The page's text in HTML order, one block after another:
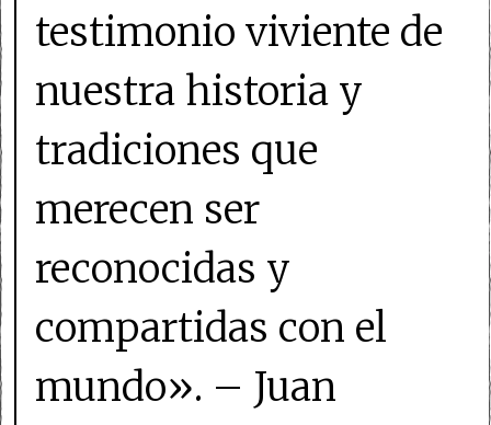
testimonio viviente de
nuestra historia y
tradiciones que
merecen ser
reconocidas y
compartidas con el
mundo». – Juan